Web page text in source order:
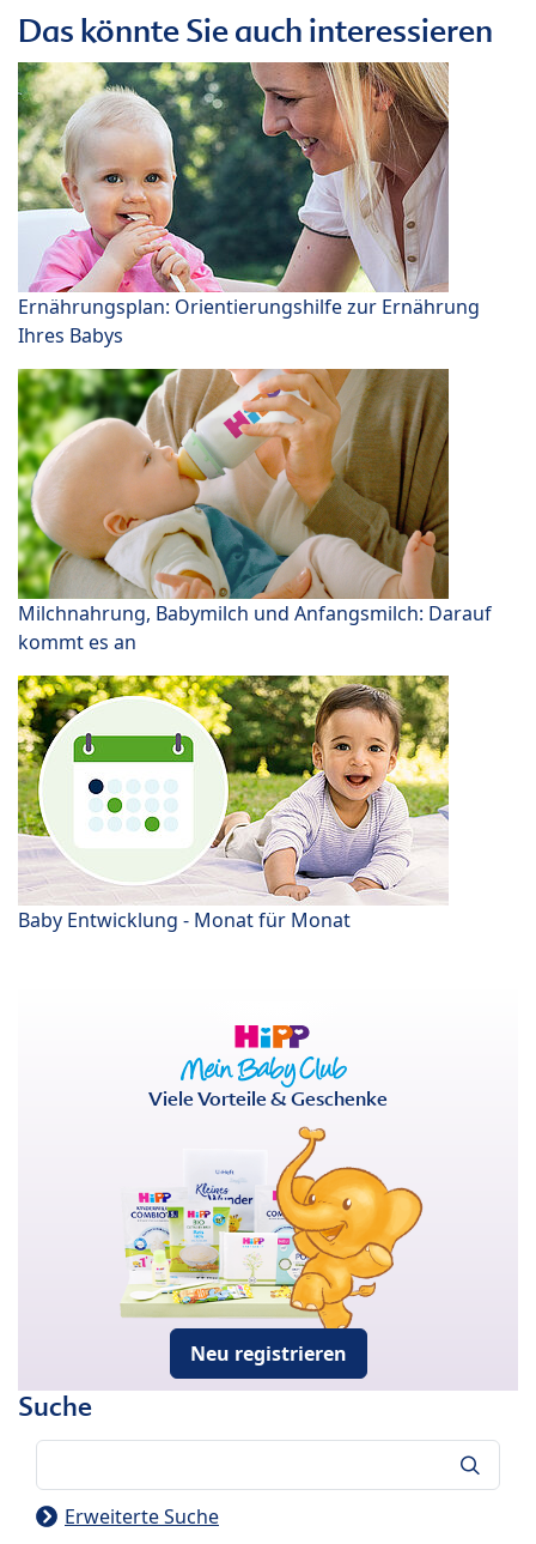
Das könnte Sie auch interessieren
Ernährungsplan: Orientierungshilfe zur Ernährung
Ihres Babys
Milchnahrung, Babymilch und Anfangsmilch: Darauf
kommt es an
Baby Entwicklung - Monat für Monat
Viele Vorteile & Geschenke
Neu registrieren
Suche
Erweiterte Suche